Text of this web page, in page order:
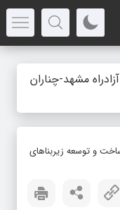
مشهد-چناران
و توسعه زیربناهای